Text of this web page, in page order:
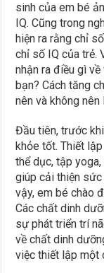
sinh của em bé
IQ. Cũng trong
hiện ra rằng chỉ
chỉ số IQ của trẻ.
nhận ra điều gì
bạn? Cách tăng
nên và không
Đầu tiên, trước
khỏe tốt. Thiết
thể dục, tập
giúp cải thiện
vậy, em bé chào
Các chất dinh
sự phát triển trí
về chất dinh
việc thiết lập một